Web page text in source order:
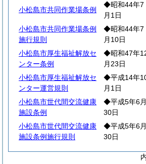
小松島市共同作業場条例
◆昭和44年7
月1日
小松島市共同作業場条例
施行規則
◆昭和44年7
月10日
小松島市厚生福祉解放セ
ンター条例
◆昭和47年
月23日
小松島市厚生福祉解放セ
ンター運営規則
◆平成14年
月1日
小松島市世代間交流健康
施設条例
◆平成5年6月
30日
小松島市世代間交流健康
施設条例施行規則
◆平成5年6月
30日